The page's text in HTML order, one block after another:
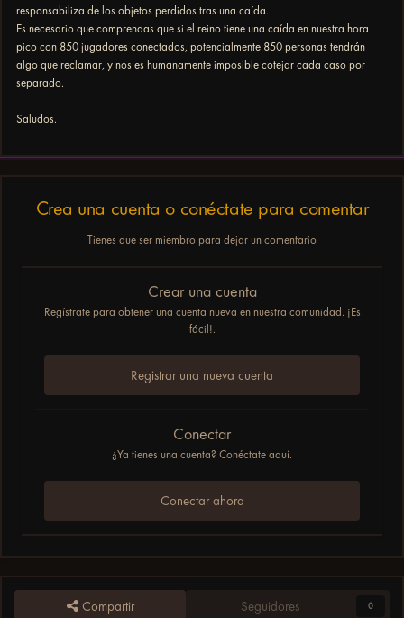
responsabiliza de los objetos perdidos tras una caída.
Es necesario que comprendas que si el reino tiene una caída en nuestra hora
pico con 850 jugadores conectados, potencialmente 850 personas tendrán
algo que reclamar, y nos es humanamente imposible cotejar cada caso por
separado.
Saludos.
Crea una cuenta o conéctate para comentar
Tienes que ser miembro para dejar un comentario
Crear una cuenta
Regístrate para obtener una cuenta nueva en nuestra comunidad. ¡Es
fácil!.
Registrar una nueva cuenta
Conectar
¿Ya tienes una cuenta? Conéctate aquí.
Conectar ahora
Compartir Seguidores 0